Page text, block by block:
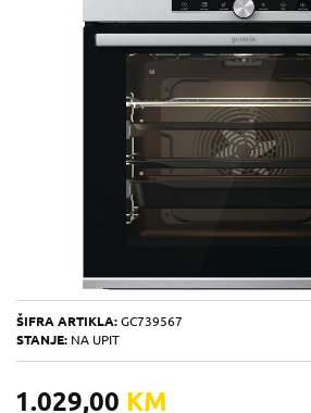
ŠIFRA ARTIKLA: GC739567
STANJE: NA UPIT
1.029,00 KM